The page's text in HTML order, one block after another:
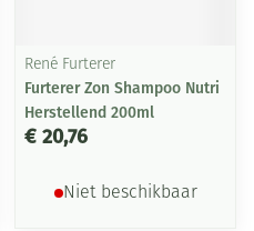
René Furterer
Furterer Zon Shampoo Nutri
Herstellend 200ml
€ 20,76
Niet beschikbaar